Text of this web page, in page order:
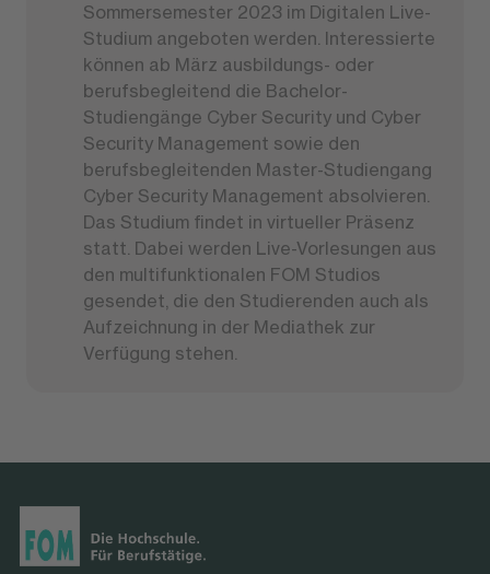
Sommersemester 2023 im Digitalen Live-
Studium angeboten werden. Interessierte
können ab März ausbildungs- oder
berufsbegleitend die Bachelor-
Studiengänge Cyber Security und Cyber
Security Management sowie den
berufsbegleitenden Master-Studiengang
Cyber Security Management absolvieren.
Das Studium findet in virtueller Präsenz
statt. Dabei werden Live-Vorlesungen aus
den multifunktionalen FOM Studios
gesendet, die den Studierenden auch als
Aufzeichnung in der Mediathek zur
Verfügung stehen.